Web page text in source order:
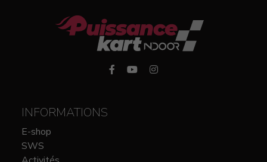
INFORMATIONS
E-shop
SWS